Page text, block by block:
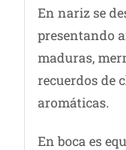
En nariz se
presentando
maduras,
recuerdos de
aromáticas.
En boca es